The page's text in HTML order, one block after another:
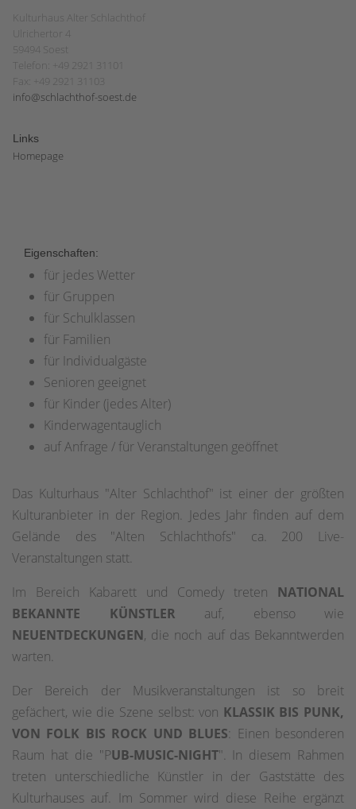
Kulturhaus Alter Schlachthof
Ulrichertor 4
59494 Soest
Telefon: +49 2921 31101
Fax: +49 2921 31103
info@schlachthof-soest.de
Links
Homepage
Eigenschaften:
für jedes Wetter
für Gruppen
für Schulklassen
für Familien
für Individualgäste
Senioren geeignet
für Kinder (jedes Alter)
Kinderwagentauglich
auf Anfrage / für Veranstaltungen geöffnet
Das Kulturhaus "Alter Schlachthof" ist einer der größten
Kulturanbieter in der Region. Jedes Jahr finden auf dem
Gelände des "Alten Schlachthofs" ca. 200 Live-
Veranstaltungen statt.
Im Bereich Kabarett und Comedy treten NATIONAL
BEKANNTE KÜNSTLER auf, ebenso wie
NEUENTDECKUNGEN, die noch auf das Bekanntwerden
warten.
Der Bereich der Musikveranstaltungen ist so breit
gefächert, wie die Szene selbst: von KLASSIK BIS PUNK,
VON FOLK BIS ROCK UND BLUES: Einen besonderen
Raum hat die "PUB-MUSIC-NIGHT". In diesem Rahmen
treten unterschiedliche Künstler in der Gaststätte des
Kulturhauses auf. Im Sommer wird diese Reihe ergänzt